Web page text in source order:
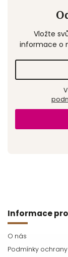
Vložte
informace o
Informace
O nás
Podmínky